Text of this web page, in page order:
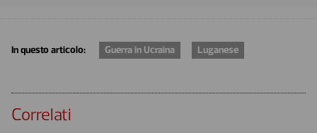
In questo articolo: Guerra in Ucraina Luganese
Correlati